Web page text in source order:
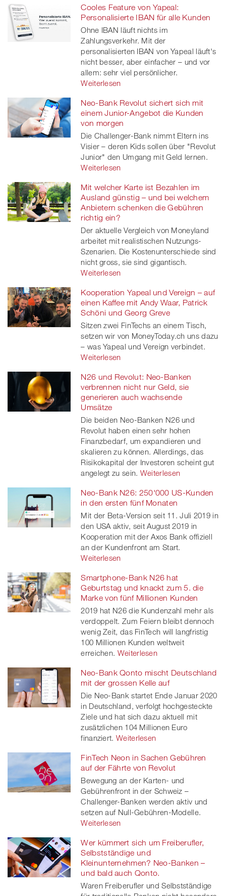
Cooles Feature von Yapeal:
Personalisierte IBAN für alle Kunden
Ohne IBAN läuft nichts im
Zahlungsverkehr. Mit der
personalisierten IBAN von Yapeal läuft's
nicht besser, aber einfacher – und vor
allem: sehr viel persönlicher.
Weiterlesen
Neo-Bank Revolut sichert sich mit
einem Junior-Angebot die Kunden
von morgen
Die Challenger-Bank nimmt Eltern ins
Visier – deren Kids sollen über "Revolut
Junior" den Umgang mit Geld lernen.
Weiterlesen
Mit welcher Karte ist Bezahlen im
Ausland günstig – und bei welchem
Anbietern schenken die Gebühren
richtig ein?
Der aktuelle Vergleich von Moneyland
arbeitet mit realistischen Nutzungs-
Szenarien. Die Kostenunterschiede sind
nicht gross, sie sind gigantisch.
Weiterlesen
Kooperation Yapeal und Vereign – auf
einen Kaffee mit Andy Waar, Patrick
Schöni und Georg Greve
Sitzen zwei FinTechs an einem Tisch,
setzen wir von MoneyToday.ch uns dazu
– was Yapeal und Vereign verbindet.
Weiterlesen
N26 und Revolut: Neo-Banken
verbrennen nicht nur Geld, sie
generieren auch wachsende
Umsätze
Die beiden Neo-Banken N26 und
Revolut haben einen sehr hohen
Finanzbedarf, um expandieren und
skalieren zu können. Allerdings, das
Risikokapital der Investoren scheint gut
angelegt zu sein. Weiterlesen
Neo-Bank N26: 250'000 US-Kunden
in den ersten fünf Monaten
Mit der Beta-Version seit 11. Juli 2019 in
den USA aktiv, seit August 2019 in
Kooperation mit der Axos Bank offiziell
an der Kundenfront am Start.
Weiterlesen
Smartphone-Bank N26 hat
Geburtstag und knackt zum 5. die
Marke von fünf Millionen Kunden
2019 hat N26 die Kundenzahl mehr als
verdoppelt. Zum Feiern bleibt dennoch
wenig Zeit, das FinTech will langfristig
100 Millionen Kunden weltweit
erreichen. Weiterlesen
Neo-Bank Qonto mischt Deutschland
mit der grossen Kelle auf
Die Neo-Bank startet Ende Januar 2020
in Deutschland, verfolgt hochgesteckte
Ziele und hat sich dazu aktuell mit
zusätzlichen 104 Millionen Euro
finanziert. Weiterlesen
FinTech Neon in Sachen Gebühren
auf der Fährte von Revolut
Bewegung an der Karten- und
Gebührenfront in der Schweiz –
Challenger-Banken werden aktiv und
setzen auf Null-Gebühren-Modelle.
Weiterlesen
Wer kümmert sich um Freiberufler,
Selbstständige und
Kleinunternehmen? Neo-Banken –
und bald auch Qonto.
Waren Freiberufler und Selbstständige